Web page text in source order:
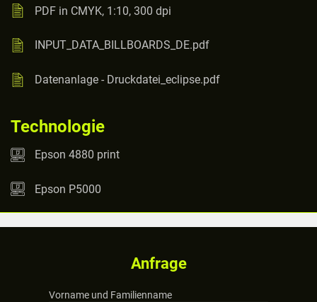
PDF in CMYK, 1:10, 300 dpi
INPUT_DATA_BILLBOARDS_DE.pdf
Datenanlage - Druckdatei_eclipse.pdf
Technologie
Epson 4880 print
Epson P5000
Anfrage
Vorname und Familienname